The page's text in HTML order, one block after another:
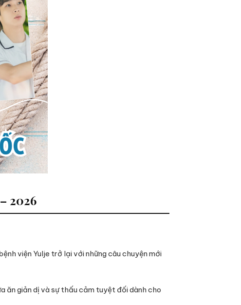
2026
viện Yulje trở lại với những câu chuyện mới
ăn giản dị và sự thấu cảm tuyệt đối dành cho